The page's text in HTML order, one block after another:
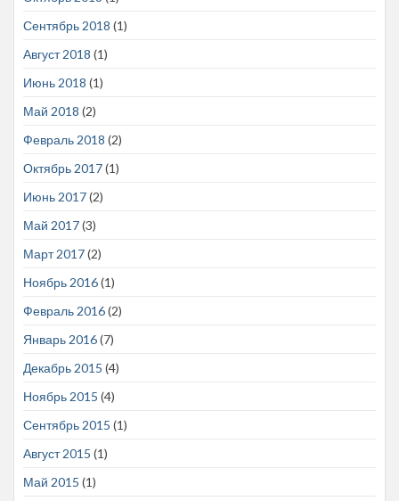
Сентябрь 2018 (1)
Август 2018 (1)
Июнь 2018 (1)
Май 2018 (2)
Февраль 2018 (2)
Октябрь 2017(1)
Июнь 2017(2)
Май 2017(3)
Март 2017(2)
Ноябрь 2016(1)
Февраль 2016(2)
Январь 2016(7)
Декабрь 2015 (4)
Ноябрь 2015 (4)
Сентябрь 2015 (1)
Август 2015 (1)
Май 2015 (1)